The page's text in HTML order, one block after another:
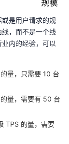
是用户请求的规
，而不是一个线
内的经验，可以
量，只需要 10 台
量，需要有 50 台
TPS 的量，需要